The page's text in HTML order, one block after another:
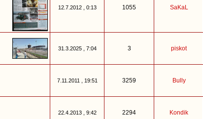
12.7.2012 , 0:13 1055 SaKaL
31.3.2025 , 7:04 3 piskot
7.11.2011 , 19:51 3259 Bully
22.4.2013 , 9:42 2294 Kondik